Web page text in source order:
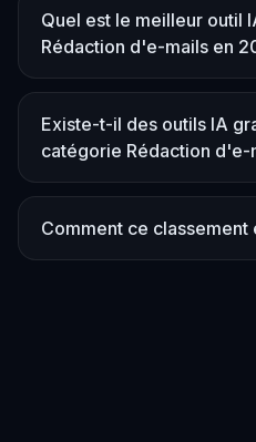
Quel est le meilleur outil
Rédaction d'e-mails en
Existe-t-il des outils IA
catégorie Rédaction d'e-
Comment ce classement